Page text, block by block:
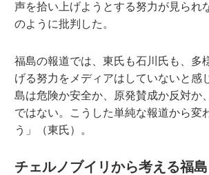
声を拾い上げようとする努力が見られ
のように批判した。
福島の報道では、東氏も石川氏も、多
げる努力をメディアはしていないと感
島は危険か安全か、原発賛成か反対か
ではない。こうした単純な報道から変
う」（東氏）。
チェルノブイリから考える福